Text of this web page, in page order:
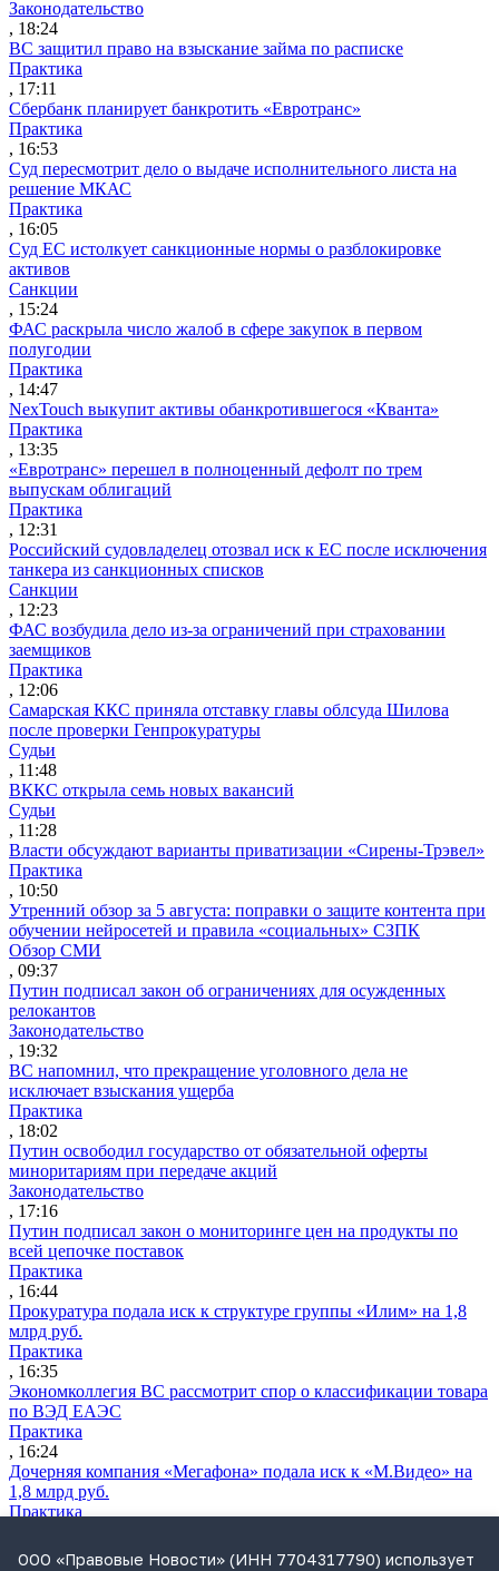
Законодательство
, 18:24
ВС защитил право на взыскание займа по расписке
Практика
, 17:11
Сбербанк планирует банкротить «Евротранс»
Практика
, 16:53
Суд пересмотрит дело о выдаче исполнительного листа на
решение МКАС
Практика
, 16:05
Суд ЕС истолкует санкционные нормы о разблокировке
активов
Санкции
, 15:24
ФАС раскрыла число жалоб в сфере закупок в первом
полугодии
Практика
, 14:47
NexTouch выкупит активы обанкротившегося «Кванта»
Практика
, 13:35
«Евротранс» перешел в полноценный дефолт по трем
выпускам облигаций
Практика
, 12:31
Российский судовладелец отозвал иск к ЕС после исключения
танкера из санкционных списков
Санкции
, 12:23
ФАС возбудила дело из-за ограничений при страховании
заемщиков
Практика
, 12:06
Самарская ККС приняла отставку главы облсуда Шилова
после проверки Генпрокуратуры
Судьи
, 11:48
ВККС открыла семь новых вакансий
Судьи
, 11:28
Власти обсуждают варианты приватизации «Сирены-Трэвел»
Практика
, 10:50
Утренний обзор за 5 августа: поправки о защите контента при
обучении нейросетей и правила «социальных» СЗПК
Обзор СМИ
, 09:37
Путин подписал закон об ограничениях для осужденных
релокантов
Законодательство
, 19:32
ВС напомнил, что прекращение уголовного дела не
исключает взыскания ущерба
Практика
, 18:02
Путин освободил государство от обязательной оферты
миноритариям при передаче акций
Законодательство
, 17:16
Путин подписал закон о мониторинге цен на продукты по
всей цепочке поставок
Практика
, 16:44
Прокуратура подала иск к структуре группы «Илим» на 1,8
млрд руб.
Практика
, 16:35
Экономколлегия ВС рассмотрит спор о классификации товара
по ВЭД ЕАЭС
Практика
, 16:24
Дочерняя компания «Мегафона» подала иск к «М.Видео» на
1,8 млрд руб.
Практика
СИП проверит отмену патента на систему управления
ООО «Правовые Новости» (ИНН 7704317790) использует